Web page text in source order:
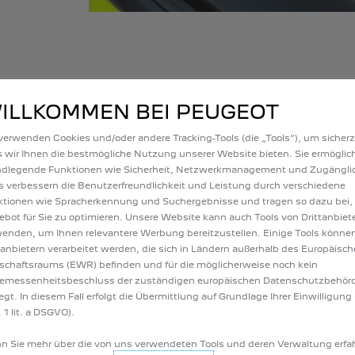
LEASEN
Kilometerleasingangebote unserer Händler dazu finden? Im
aus abschließen, direkt online. Bei Fragen zum Online-Leasing
BEI PEUGEOT
Cookies und/oder andere Tracking-Tools (die „Tools“), um
wir Ihnen die bestmögliche Nutzung unserer Website bieten. Sie
Funktionen wie Sicherheit, Netzwerkmanagement und
verbessern die Benutzerfreundlichkeit und Leistung durch verschiedene
wie Spracherkennung und Suchergebnisse und tragen so dazu bei,
für Sie zu optimieren. Unsere Website kann auch Tools von
um Ihnen relevantere Werbung bereitzustellen. Einige Tools
verarbeitet werden, die sich in Ländern außerhalb des
(EWR) befinden und für die möglicherweise noch kein
der zuständigen europäischen
In diesem Fall erfolgt die Übermittlung auf Grundlage Ihrer Einwilligung
1 lit. a DSGVO).
Sie mehr über die von uns verwendeten Tools und deren Verwaltung